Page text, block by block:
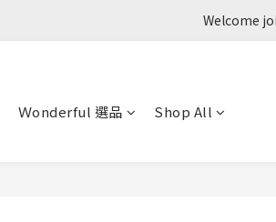
Welcome
Welcome
Ｗonderful 選品 Shop All